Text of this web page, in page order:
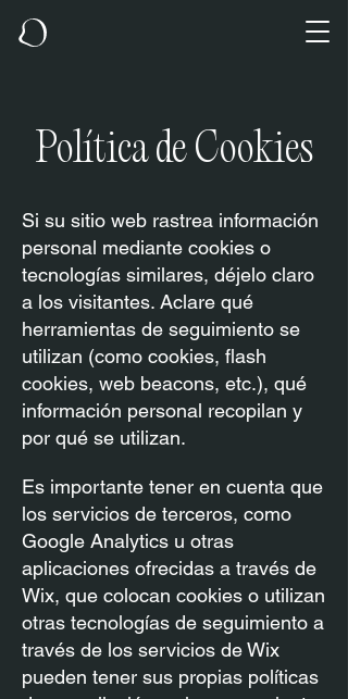
Política de Cookies
Si su sitio web rastrea información
personal mediante cookies o
tecnologías similares, déjelo claro
a los visitantes. Aclare qué
herramientas de seguimiento se
utilizan (como cookies, flash
cookies, web beacons, etc.), qué
información personal recopilan y
por qué se utilizan.
Es importante tener en cuenta que
los servicios de terceros, como
Google Analytics u otras
aplicaciones ofrecidas a través de
Wix, que colocan cookies o utilizan
otras tecnologías de seguimiento a
través de los servicios de Wix
pueden tener sus propias políticas